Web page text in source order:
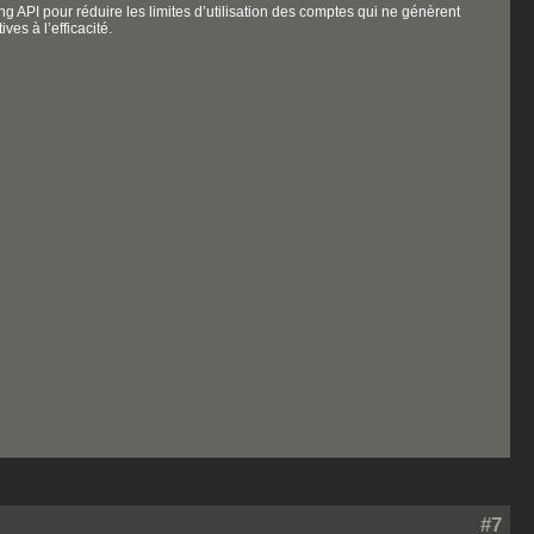
API pour réduire les limites d’utilisation des comptes qui ne génèrent
à l’efficacité.
#7